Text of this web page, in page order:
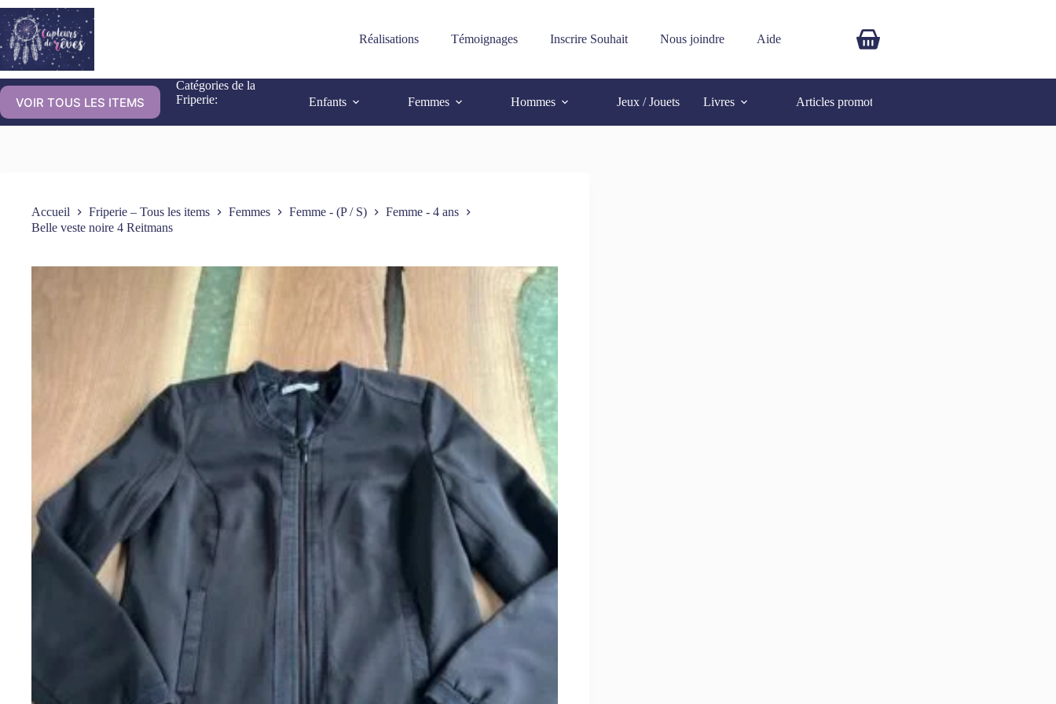
Réalisations Témoignages Inscrire Souhait Nous joindre Aide
VOIR TOUS LES ITEMS
Catégories de la
Friperie:
Enfants Femmes Hommes Jeux / Jouets Livres Articles promotionnels
Accueil Friperie – Tous les items Femmes Femme - (P / S)
Femme - 4 ans
Belle veste noire 4 Reitmans